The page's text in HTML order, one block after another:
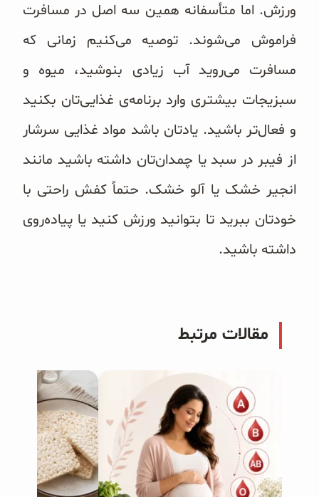
ورزش. اما متأسفانه همین سه اصل در مسافرت
فراموش می‌شوند. توصیه می‌کنیم زمانی که
مسافرت می‌روید آب زیادی بنوشید، میوه و
سبزیجات بیشتری وارد برنامه‌ی غذایی‌تان بکنید
و فعال‌تر باشید. یادتان باشد مواد غذایی سرشار
از فیبر در سبد یا چمدان‌تان داشته باشید مانند
انجیر خشک یا آلو خشک. حتماً کفش راحتی با
خودتان ببرید تا بتوانید ورزش کنید یا پیاده‌روی
داشته باشید.
مقالات مرتبط